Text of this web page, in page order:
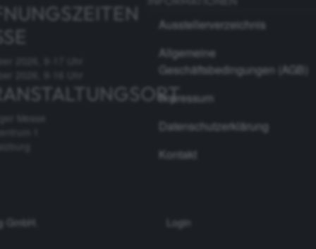
Ausstellerverzeichnis
Allgemeine
Geschäftsbedingungen (AGB)
Impressum
Datenschutzerklärung
Kontakt
GmbH Login